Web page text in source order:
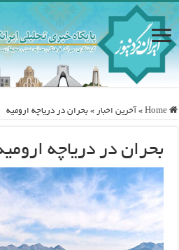
Home
» آخرین اخبار » بحران در دریاچه ارومیه
بحران در دریاچه